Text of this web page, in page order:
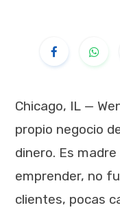
Chicago, IL —
propio negocio
dinero. Es
emprender, no
clientes, pocas